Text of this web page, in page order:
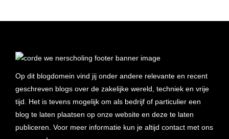
Op dit blogdomein vind jij onder andere relevante en recent
geschreven blogs over de zakelijke wereld, techniek en vrije
tijd. Het is tevens mogelijk om als bedrijf of particulier een
blog te laten plaatsen op onze website en deze te laten
publiceren. Voor meer informatie kun je altijd contact met ons